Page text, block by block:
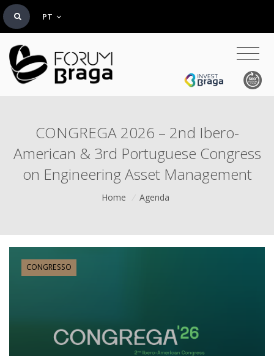
PT
CONGREGA 2026 – 2nd Ibero-
American & 3rd Portuguese Congress
on Engineering Asset Management
Home / Agenda
CONGRESSO